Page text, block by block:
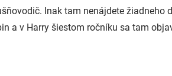
Inak tam nenájdete
a v Harry šiestom ročníku sa tam